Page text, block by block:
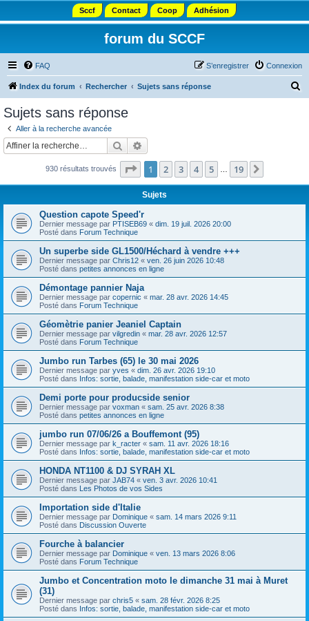
Sccf Contact Coop Adhésion
forum du SCCF
FAQ Connexion
S’enregistrer
Index du forum Rechercher Sujets sans réponse
c
Sujets sans réponse
Aller à la recherche avancée
Rechercher
930 résultats trouvés Page 1sur19
1 2 3 4 5 19
Sujets
Question capote Speed'r
Dernier message par PTISEB69 « dim. 19 juil. 2026 20:00
Posté dans Forum Technique
Un superbe side GL1500/Héchard à vendre +++
Dernier message par Chris12 « ven. 26 juin 2026 10:48
Posté dans petites annonces en ligne
Démontage pannier Naja
Dernier message par copernic « mar. 28 avr. 2026 14:45
Posté dans Forum Technique
Géomètrie panier Jeaniel Captain
Dernier message par vilgredin « mar. 28 avr. 2026 12:57
Posté dans Forum Technique
Jumbo run Tarbes (65) le 30 mai 2026
Dernier message par yves « dim. 26 avr. 2026 19:10
Posté dans Infos: sortie, balade, manifestation side-car et moto
Demi porte pour producside senior
Dernier message par voxman « sam. 25 avr. 2026 8:38
Posté dans petites annonces en ligne
jumbo run 07/06/26 a Bouffemont (95)
Dernier message par k_racter « sam. 11 avr. 2026 18:16
Posté dans Infos: sortie, balade, manifestation side-car et moto
HONDA NT1100 & DJ SYRAH XL
Dernier message par JAB74 « ven. 3 avr. 2026 10:41
Posté dans Les Photos de vos Sides
Importation side d'Italie
Dernier message par Dominique « sam. 14 mars 2026 9:11
Posté dans Discussion Ouverte
Fourche à balancier
Dernier message par Dominique « ven. 13 mars 2026 8:06
Posté dans Forum Technique
Jumbo et Concentration moto le dimanche 31 mai à Muret
(31)
Dernier message par chris5 « sam. 28 févr. 2026 8:25
Posté dans Infos: sortie, balade, manifestation side-car et moto